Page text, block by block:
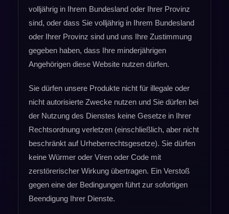
volljährig in Ihrem Bundesland oder Ihrer Provinz
sind, oder dass Sie volljährig in Ihrem Bundesland
oder Ihrer Provinz sind und uns Ihre Zustimmung
gegeben haben, dass Ihre minderjährigen
Angehörigen diese Website nutzen dürfen.
Sie dürfen unsere Produkte nicht für illegale oder
nicht autorisierte Zwecke nutzen und Sie dürfen bei
der Nutzung des Dienstes keine Gesetze in Ihrer
Rechtsordnung verletzen (einschließlich, aber nicht
beschränkt auf Urheberrechtsgesetze). Sie dürfen
keine Würmer oder Viren oder Code mit
zerstörerischer Wirkung übertragen. Ein Verstoß
gegen eine der Bedingungen führt zur sofortigen
Beendigung Ihrer Dienste.